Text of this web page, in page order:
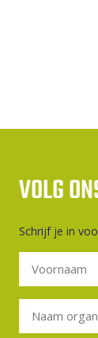
VOLG
Schrijf je in